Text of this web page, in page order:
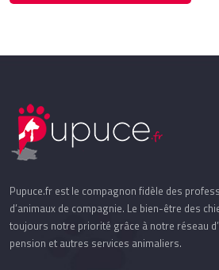
Pupuce.fr est le compagnon fidèle des
d’animaux de compagnie. Le bien-être des
toujours notre priorité grâce à notre réseau
pension et autres services animaliers.